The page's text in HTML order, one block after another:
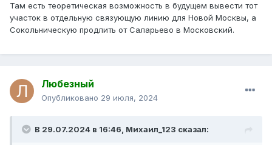
Там есть теоретическая возможность в будущем вывести тот
участок в отдельную связующую линию для Новой Москвы, а
Сокольническую продлить от Саларьево в Московский.
Любезный
Опубликовано 29 июля, 2024
В 29.07.2024 в 16:46, Михаил_123 сказал: